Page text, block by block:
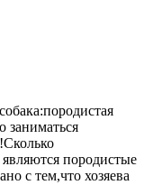
заниматься
породистые
с тем,что хозяева